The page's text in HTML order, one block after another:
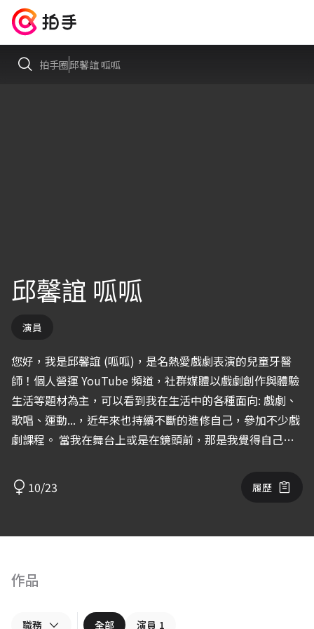
拍手圈邱馨誼 呱呱
邱馨誼 呱呱
演員
您好，我是邱馨誼 (呱呱)，是名熱愛戲劇表演的兒童牙醫
師！個人營運 YouTube 頻道，社群媒體以戲劇創作與體驗
生活等題材為主，可以看到我在生活中的各種面向: 戲劇、
歌唱、運動...，近年來也持續不斷的進修自己，參加不少戲
劇課程。 當我在舞台上或是在鏡頭前，那是我覺得自己最
能量、共鳴與感動。 雖然非科班出生，但我對演戲表演有
著最多的熱情，會盡所能補足自己的不足。期許能演出更多
10/23 履歷
作品
職務 全部 演員 1